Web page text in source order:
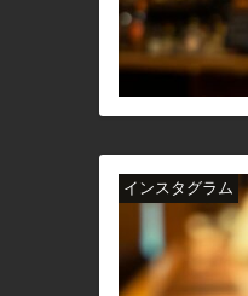
インスタグラム